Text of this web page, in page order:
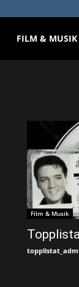
FILM & MUSIK
Film & Musik